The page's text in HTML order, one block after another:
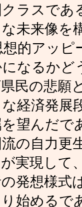
ラスで
未来像を
的アッ
なるかど
民の悲
経済発
望んだで
の自力更
実現して
発想様式
始めるで